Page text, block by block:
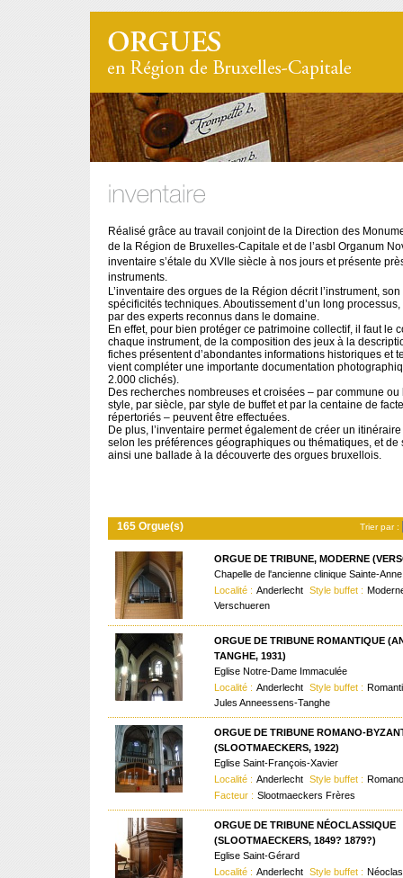
Réalisé grâce au travail conjoint de la Direction des
de la Région de Bruxelles-Capitale et de l’asbl Organum
inventaire s’étale du XVIIe siècle à nos jours et présente
instruments.
L’inventaire des orgues de la Région décrit l’instrument,
spécificités techniques. Aboutissement d’un long
par des experts reconnus dans le domaine.
En effet, pour bien protéger ce patrimoine collectif, il faut le
chaque instrument, de la composition des jeux à la
fiches présentent d’abondantes informations historiques et
vient compléter une importante documentation
2.000 clichés).
Des recherches nombreuses et croisées – par commune ou
style, par siècle, par style de buffet et par la centaine de
répertoriés – peuvent être effectuées.
De plus, l’inventaire permet également de créer un
selon les préférences géographiques ou thématiques, et de
ainsi une ballade à la découverte des orgues bruxellois.
Trier par :
165 Orgue(s)
ORGUE DE TRIBUNE, MODERNE
Chapelle de l'ancienne clinique Sainte-Anne
Localité : Anderlecht Style buffet :
Verschueren
ORGUE DE TRIBUNE ROMANTIQUE
TANGHE, 1931)
Eglise Notre-Dame Immaculée
Localité : Anderlecht Style buffet :
Jules Anneessens-Tanghe
ORGUE DE TRIBUNE ROMANO-
(SLOOTMAECKERS, 1922)
Eglise Saint-François-Xavier
Localité : Anderlecht Style buffet :
Facteur : Slootmaeckers Frères
ORGUE DE TRIBUNE NÉOCLASSIQUE
(SLOOTMAECKERS, 1849? 1879?)
Eglise Saint-Gérard
Localité : Anderlecht Style buffet :